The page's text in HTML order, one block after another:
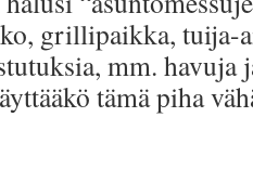
grillipaikka, tuija-
mm. havuja
tämä piha